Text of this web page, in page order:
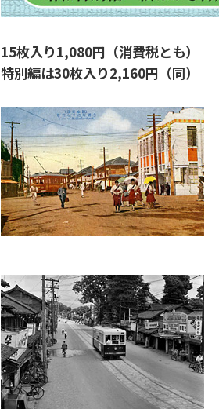
15枚入り1,080円（消費税とも）
特別編は30枚入り2,160円（同）